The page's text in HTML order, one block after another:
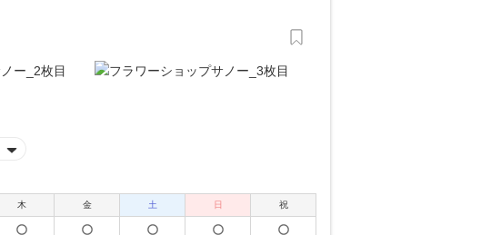
木 金 土 日 祝